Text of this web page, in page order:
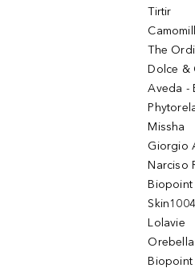
Tirtir
The
Dolce &
Aveda -
Missha
Giorgio
Narciso
Skin1004
Lolavie
Orebella
Biopoint